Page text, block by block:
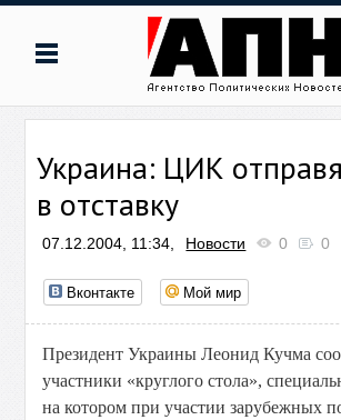
Украина: ЦИК
в отставку
07.12.2004, 11:34, Новости 0 0
Вконтакте Мой мир
Президент Украины Леонид Кучма
участники «круглого стола»,
на котором при участии зарубежных